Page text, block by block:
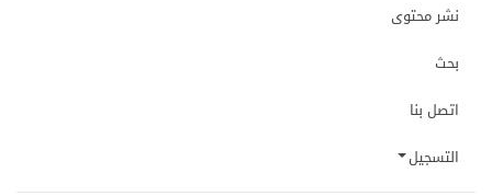
نشر محتوى
بحث
اتصل بنا
التسجيل